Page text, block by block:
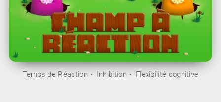
Temps de Réaction Inhibition Flexibilité cognitive